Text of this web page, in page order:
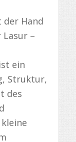
Hand
–
ein
Struktur,
des